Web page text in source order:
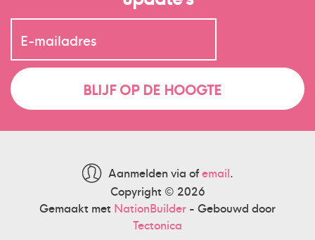
Aanmelden via ofemail.
Copyright © 2026
Gemaakt met NationBuilder - Gebouwd door
Tectonica